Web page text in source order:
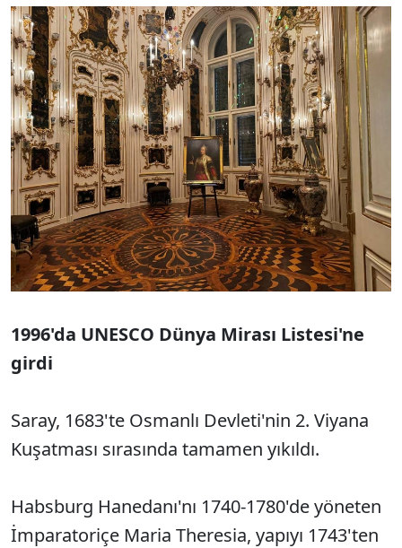
1996'da UNESCO Dünya Mirası Listesi'ne
girdi
Saray, 1683'te Osmanlı Devleti'nin 2. Viyana
Kuşatması sırasında tamamen yıkıldı.
Habsburg Hanedanı'nı 1740-1780'de yöneten
İmparatoriçe Maria Theresia, yapıyı 1743'ten